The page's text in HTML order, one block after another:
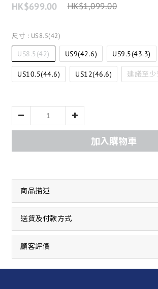
HK$699.00 HK$1,099.00
尺寸 : US8.5(42)
US8.5(42) US9(42.6) US9.5(43.3)
US10.5(44.6) US12(46.6) 建議至少
加入購物車
商品描述
送貨及付款方式
顧客評價